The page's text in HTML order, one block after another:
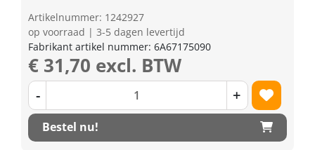
Artikelnummer: 1242927
op voorraad | 3-5 dagen levertijd
Fabrikant artikel nummer: 6A67175090
€ 31,70 excl. BTW
- +
Bestel nu!